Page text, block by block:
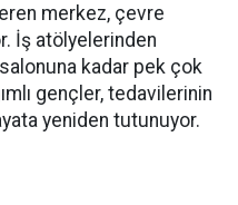
merkez, ​​​​​​​çevre
İş atölyelerinden
kadar pek çok
gençler, tedavilerinin
yeniden tutunuyor.